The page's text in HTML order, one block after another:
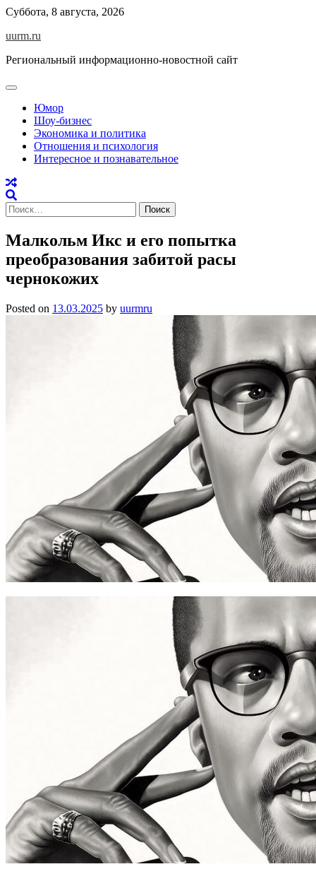
Skip
content
Суббота, 8 августа, 2026
uurm.ru
Региональный информационно-новостной сайт
Юмор
Шоу-бизнес
Экономика и политика
Отношения и психология
Интересное и познавательное
Найти:
Малкольм Икс и его попытка
преобразования забитой расы
чернокожих
Posted on 13.03.2025 by uurmru